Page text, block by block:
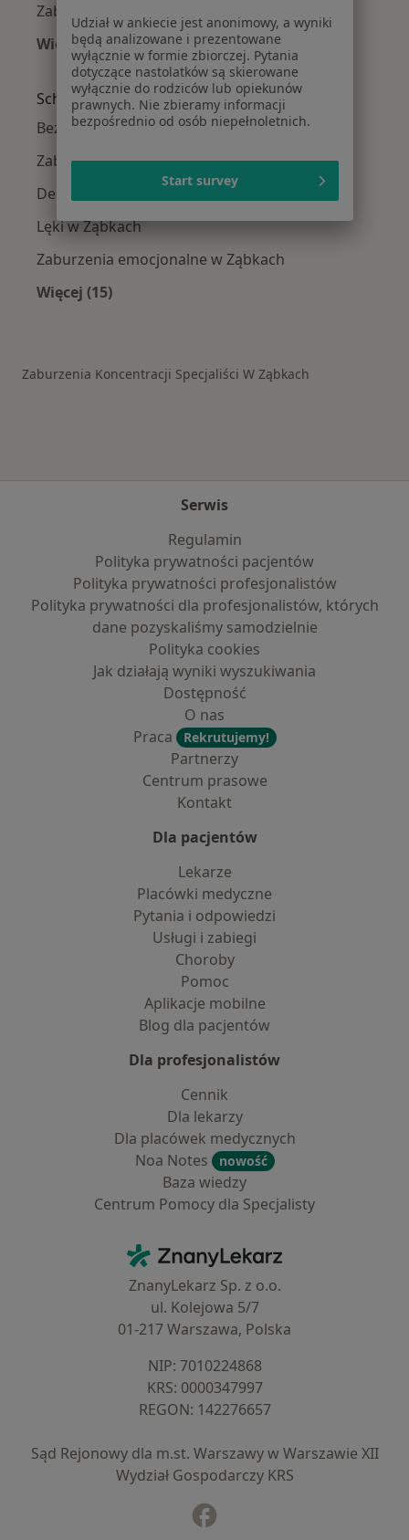
Zaburzenia koncentracji w Pruszkowie
Więcej (14)
Więcej w kategorii: W pobliżu Ząbek
Schorzenia w Ząbkach
Bezsenność w Ząbkach
Zaburzenia lękowe w Ząbkach
Depresja w Ząbkach
Lęki w Ząbkach
Zaburzenia emocjonalne w Ząbkach
Więcej (15)
Zaburzenia Koncentracji Specjaliści W Ząbkach
Serwis
Regulamin
Polityka prywatności pacjentów
Polityka prywatności profesjonalistów
Polityka prywatności dla profesjonalistów, których
dane pozyskaliśmy samodzielnie
Polityka cookies
Jak działają wyniki wyszukiwania
Dostępność
O nas
Praca
Rekrutujemy!
Partnerzy
Centrum prasowe
Kontakt
Dla pacjentów
Lekarze
Placówki medyczne
Pytania i odpowiedzi
Usługi i zabiegi
Choroby
Pomoc
Aplikacje mobilne
Blog dla pacjentów
Dla profesjonalistów
Cennik
Dla lekarzy
Dla placówek medycznych
Noa Notes
nowość
Baza wiedzy
Centrum Pomocy dla Specjalisty
ZnanyLekarz - Strona główna
ZnanyLekarz Sp. z o.o.
ul. Kolejowa 5/7
01-217 Warszawa, Polska
NIP: ⁠7010224868
KRS: ⁠0000347997
REGON: ⁠142276657
Sąd Rejonowy dla m.st. Warszawy w Warszawie XII
Wydział Gospodarczy KRS
Udział w ankiecie jest anonimowy, a wyniki
będą analizowane i prezentowane
wyłącznie w formie zbiorczej. Pytania
dotyczące nastolatków są skierowane
wyłącznie do rodziców lub opiekunów
prawnych. Nie zbieramy informacji
bezpośrednio od osób niepełnoletnich.
Start survey